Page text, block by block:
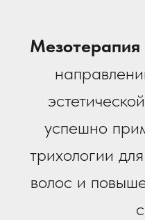
Мезотерапия
успешно
трихологии
волос и